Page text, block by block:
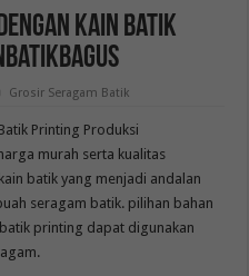
Kain Batik
Grosir Seragam Batik
Printing Produksi
murah serta kualitas
batik yang menjadi andalan
seragam batik. pilihan bahan
printing dapat digunakan